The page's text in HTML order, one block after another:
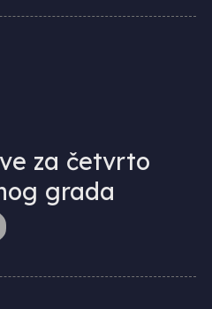
za četvrto
grada